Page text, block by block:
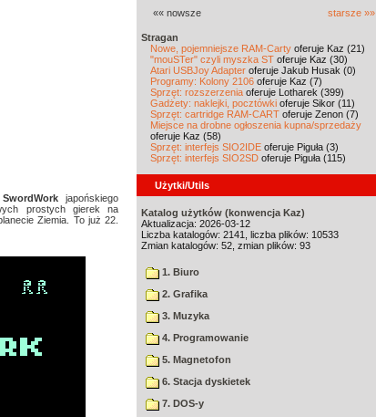
SwordWorkjapońskiego
prostych gierek na
Ziemia. To już 22.
«« nowsze starsze »»
Stragan
Nowe, pojemniejsze RAM-Carty oferuje Kaz (21)
"mouSTer" czyli myszka ST oferuje Kaz (30)
Atari USBJoy Adapter oferuje Jakub Husak (0)
Programy: Kolony 2106 oferuje Kaz (7)
Sprzęt: rozszerzenia oferuje Lotharek (399)
Gadżety: naklejki, pocztówki oferuje Sikor (11)
Sprzęt: cartridge RAM-CART oferuje Zenon (7)
Miejsce na drobne ogłoszenia kupna/sprzedaży
oferuje Kaz (58)
Sprzęt: interfejs SIO2IDE oferuje Piguła (3)
Sprzęt: interfejs SIO2SD oferuje Piguła (115)
Użytki/Utils
Katalog użytków (konwencja Kaz)
Aktualizacja: 2026-03-12
Liczba katalogów: 2141, liczba plików: 10533
Zmian katalogów: 52, zmian plików: 93
1. Biuro
2. Grafika
3. Muzyka
4. Programowanie
5. Magnetofon
6. Stacja dyskietek
7. DOS-y